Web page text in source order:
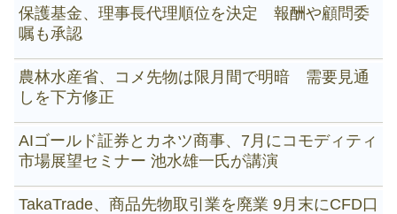
保護基金、理事長代理順位を決定 報酬や顧問委
嘱も承認
農林水産省、コメ先物は限月間で明暗 需要見通
しを下方修正
AIゴールド証券とカネツ商事、7月にコモディティ
市場展望セミナー 池水雄一氏が講演
TakaTrade、商品先物取引業を廃業 9月末にCFD口